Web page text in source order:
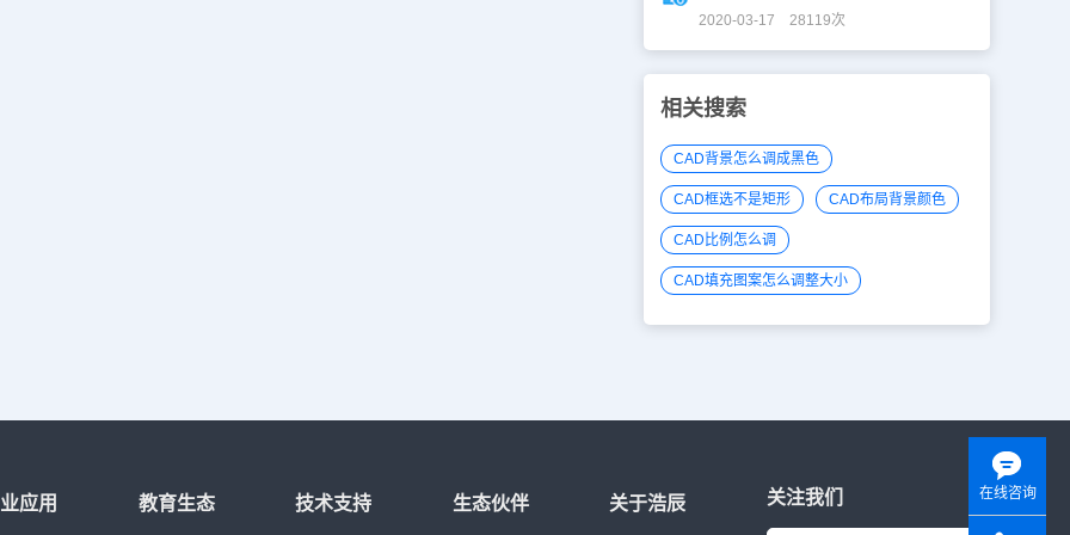
2020-03-17 28119次
相关搜索
CAD背景怎么调成黑色
CAD框选不是矩形 CAD布局背景颜色
CAD比例怎么调
CAD填充图案怎么调整大小
应用 教育生态 技术支持 生态伙伴 关于浩辰 关注我们 在线咨询